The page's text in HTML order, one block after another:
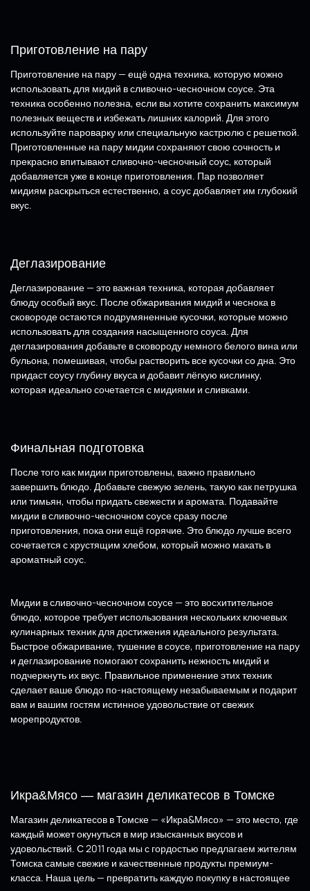
Приготовление на пару
Приготовление на пару — ещё одна техника, которую можно
использовать для мидий в сливочно-чесночном соусе. Эта
техника особенно полезна, если вы хотите сохранить максимум
полезных веществ и избежать лишних калорий. Для этого
используйте пароварку или специальную кастрюлю с решеткой.
Приготовленные на пару мидии сохраняют свою сочность и
прекрасно впитывают сливочно-чесночный соус, который
добавляется уже в конце приготовления. Пар позволяет
мидиям раскрыться естественно, а соус добавляет им глубокий
вкус.
Деглазирование
Деглазирование — это важная техника, которая добавляет
блюду особый вкус. После обжаривания мидий и чеснока в
сковороде остаются подрумяненные кусочки, которые можно
использовать для создания насыщенного соуса. Для
деглазирования добавьте в сковороду немного белого вина или
бульона, помешивая, чтобы растворить все кусочки со дна. Это
придаст соусу глубину вкуса и добавит лёгкую кислинку,
которая идеально сочетается с мидиями и сливками.
Финальная подготовка
После того как мидии приготовлены, важно правильно
завершить блюдо. Добавьте свежую зелень, такую как петрушка
или тимьян, чтобы придать свежести и аромата. Подавайте
мидии в сливочно-чесночном соусе сразу после
приготовления, пока они ещё горячие. Это блюдо лучше всего
сочетается с хрустящим хлебом, который можно макать в
ароматный соус.
Мидии в сливочно-чесночном соусе — это восхитительное
блюдо, которое требует использования нескольких ключевых
кулинарных техник для достижения идеального результата.
Быстрое обжаривание, тушение в соусе, приготовление на пару
и деглазирование помогают сохранить нежность мидий и
подчеркнуть их вкус. Правильное применение этих техник
сделает ваше блюдо по-настоящему незабываемым и подарит
вам и вашим гостям истинное удовольствие от свежих
морепродуктов.
Икра&Мясо — магазин деликатесов в Томске
Магазин деликатесов в Томске — «Икра&Мясо» — это место, где
каждый может окунуться в мир изысканных вкусов и
удовольствий. С 2011 года мы с гордостью предлагаем жителям
Томска самые свежие и качественные продукты премиум-
класса. Наша цель — превратить каждую покупку в настоящее